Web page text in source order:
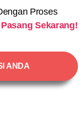
Proses
Pasang Sekarang!
ANDA